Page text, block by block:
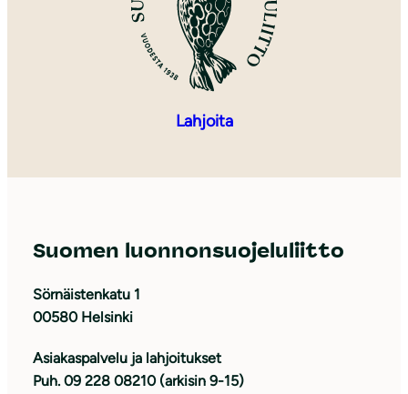
Lahjoita
Suomen luonnonsuojeluliitto
Sörnäistenkatu 1
00580 Helsinki
Asiakaspalvelu ja lahjoitukset
Puh. 09 228 08210 (arkisin 9-15)